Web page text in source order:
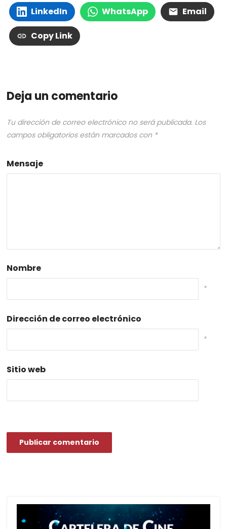
LinkedIn WhatsApp Email
Copy Link
Deja un comentario
Tu dirección de correo electrónico no será publicada. Los
campos obligatorios están marcados con *
Mensaje
Nombre
*
Dirección de correo electrónico
*
Sitio web